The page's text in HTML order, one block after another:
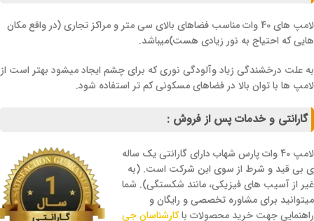
لامپ های 40 وات مناسب فضاهای بالای سی متر و مراکز تجاری (در واقع مکان
هایی که احتیاج به نور زیادی هست)میباشد.
به علت درخشندگی زیاد وآلودگی نوری که برای چشم ایجاد میشود بهتر است از
لامپ ها با توان بالا در فضاهای مسکونی کم تر استفاده شود.
گارانتی و خدمات پس از فروش :
لامپ 40 وات پارس شهاب دارای گارانتی یک ساله
ی بی قید و شرط از سوی این شرکت است. (به
غیر از آسیب های فیزیکی، مانند شکستگی). شما
میتوانید برای مشاوره تخصصی و رایگان و
راهنمایی جهت خرید محصولات باکارشناسان جی